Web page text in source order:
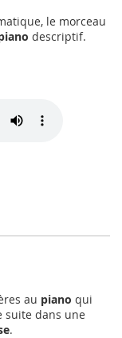
le morceau
descriptif.
au piano qui
suite dans une
.